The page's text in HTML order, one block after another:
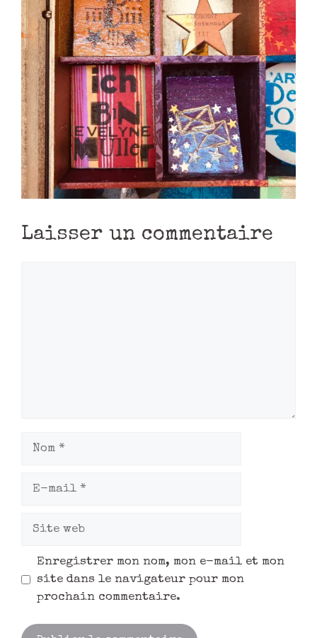
Laisser un commentaire
Enregistrer mon nom, mon e-mail et mon
site dans le navigateur pour mon
prochain commentaire.